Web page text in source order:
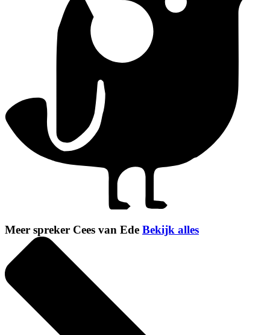
Meer spreker Cees van Ede Bekijk alles